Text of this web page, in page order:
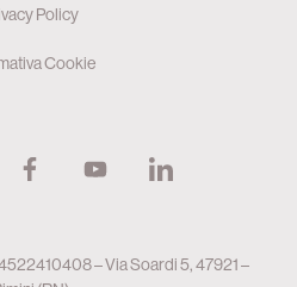
Policy
Cookie
– Via Soardi 5, 47921 –